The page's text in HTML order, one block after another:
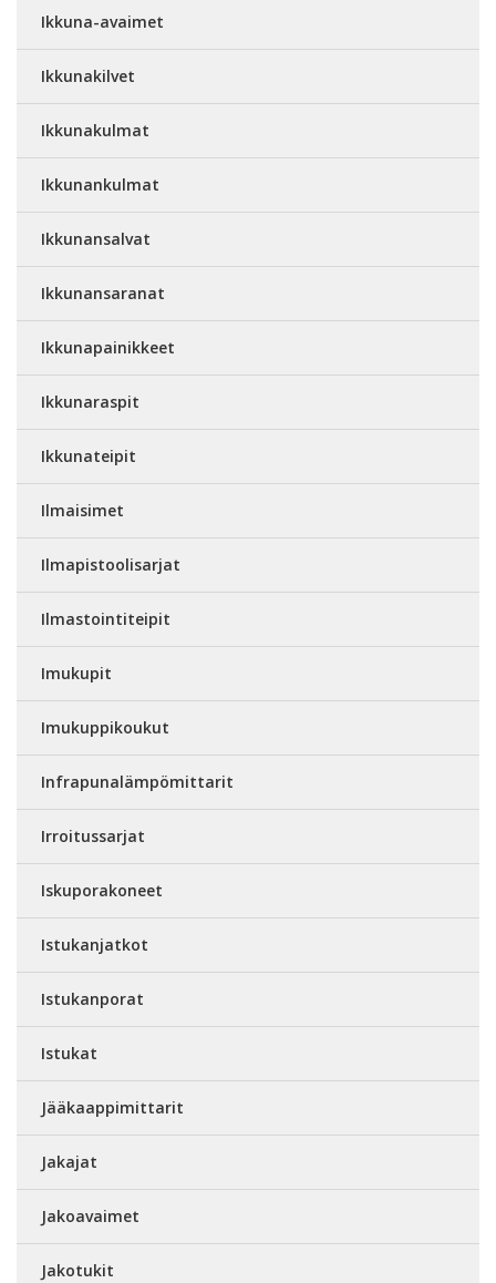
Ikkuna-avaimet
Ikkunakilvet
Ikkunakulmat
Ikkunankulmat
Ikkunansalvat
Ikkunansaranat
Ikkunapainikkeet
Ikkunaraspit
Ikkunateipit
Ilmaisimet
Ilmapistoolisarjat
Ilmastointiteipit
Imukupit
Imukuppikoukut
Infrapunalämpömittarit
Irroitussarjat
Iskuporakoneet
Istukanjatkot
Istukanporat
Istukat
Jääkaappimittarit
Jakajat
Jakoavaimet
Jakotukit